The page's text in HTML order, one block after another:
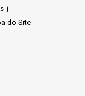
do Site